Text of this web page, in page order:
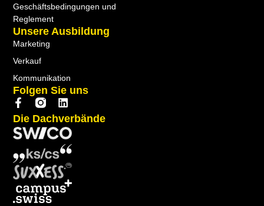
Unsere Ausbildung
Marketing
Verkauf
Kommunikation
Geschäftsbedingungen und
Reglement
Folgen Sie uns
Die Dachverbände